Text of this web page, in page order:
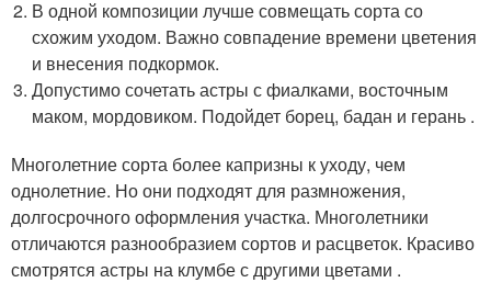
В одной композиции лучше совмещать сорта со
схожим уходом. Важно совпадение времени цветения
и внесения подкормок.
Допустимо сочетать астры с фиалками, восточным
маком, мордовиком. Подойдет борец, бадан и герань .
Многолетние сорта более капризны к уходу, чем
однолетние. Но они подходят для размножения,
долгосрочного оформления участка. Многолетники
отличаются разнообразием сортов и расцветок. Красиво
смотрятся астры на клумбе с другими цветами .